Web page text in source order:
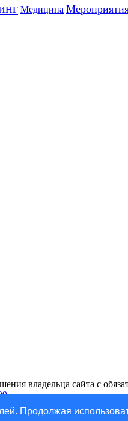
Продолжая
Медицина
владельца сайта с